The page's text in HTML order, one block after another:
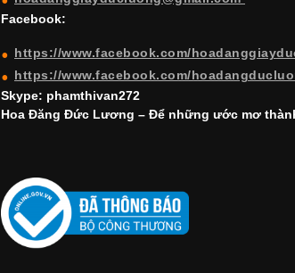
Facebook:
https://www.facebook.com/
https://www.facebook.com/
Skype: phamthivan272
Hoa Đăng Đức Lương – Để những ước mơ